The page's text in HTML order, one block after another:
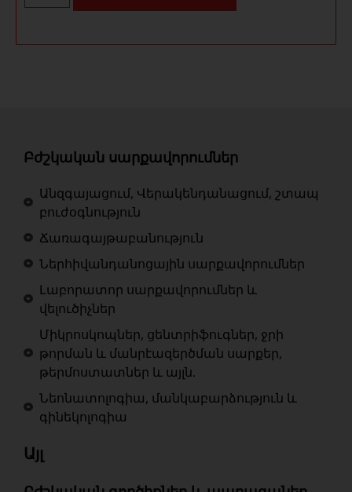
Բժշկական սարքավորումներ
Անզգայացում, Վերակենդանացում, շտապ
բուժօգնություն
Ճառագայթաբանություն
Ներհիվանդանոցային սարքավորումներ
Լաբորատոր սարքավորումներ և
վելուծիչներ
Միկրոսկոպներ, ցենտրիֆուգներ, ջրի
թորման և մանրէազերծման սարքեր,
թերմոստատներ և այլն.
Նեոնատոլոգիա, մանկաբարձություն և
գինեկոլոգիա
Այլ